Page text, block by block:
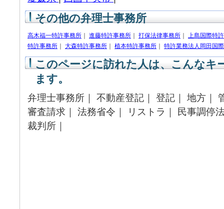
その他の弁理士事務所
高木福一特許事務所 進藤特許事務所 打保法律事務所
上島国際特
特許事務所
大森特許事務所 植本特許事務所 特許業務法人岡田国
このページに訪れた人は、こんなキ
ます。
弁理士事務所｜ 不動産登記｜ 登記｜ 地方｜
審査請求｜ 法務省令｜ リストラ｜ 民事調停
裁判所｜